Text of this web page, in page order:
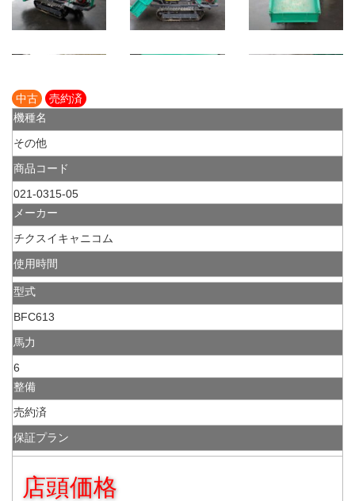
中古
売約済
機種名
その他
商品コード
021-0315-05
メーカー
チクスイキャニコム
使用時間
型式
BFC613
馬力
6
整備
売約済
保証プラン
店頭価格